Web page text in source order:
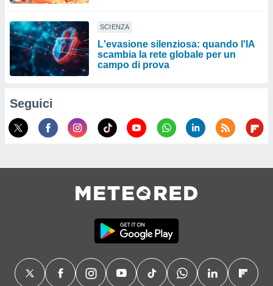
SCIENZA
L'evasione silenziosa: quando l'IA
scambia la rete globale per un
campo di prova
Seguici